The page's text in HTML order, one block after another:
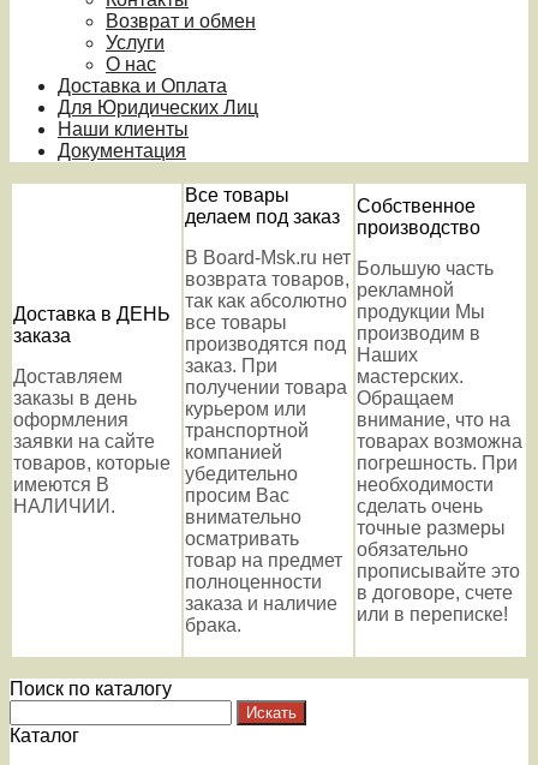
Возврат и обмен
Услуги
О нас
Доставка и Оплата
Для Юридических Лиц
Наши клиенты
Документация
Доставка в ДЕНЬ
заказа
Доставляем
заказы в день
оформления
заявки на сайте
товаров, которые
имеются В
НАЛИЧИИ.
Все товары
делаем под заказ
В Board-Msk.ru нет
возврата товаров,
так как абсолютно
все товары
производятся под
заказ. При
получении товара
курьером или
транспортной
компанией
убедительно
просим Вас
внимательно
осматривать
товар на предмет
полноценности
заказа и наличие
брака.
Собственное
производство
Большую часть
рекламной
продукции Мы
производим в
Наших
мастерских.
Обращаем
внимание, что на
товарах возможна
погрешность. При
необходимости
сделать очень
точные размеры
обязательно
прописывайте это
в договоре, счете
или в переписке!
Поиск по каталогу
Каталог